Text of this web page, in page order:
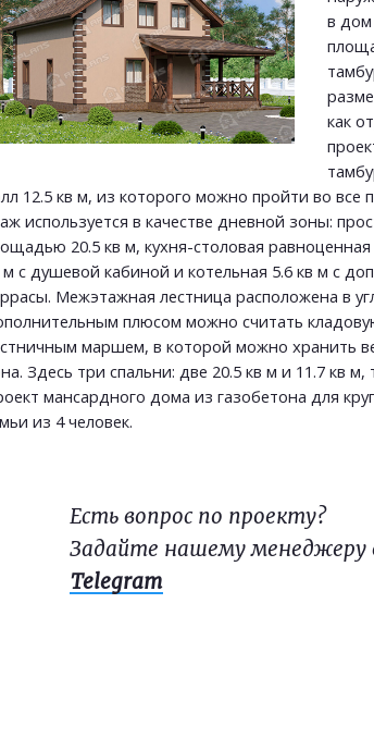
в
как
12.5 кв м, из которого можно пройти во
используется в качестве дневной зоны:
20.5 кв м, кухня-столовая
м с душевой кабиной и котельная 5.6 кв м с
Межэтажная лестница расположена в
плюсом можно считать
маршем, в которой можно хранить
Здесь три спальни: две 20.5 кв м и 11.7 кв м,
мансардного дома из газобетона для
из 4 человек.
Есть вопрос по проекту?
Задайте нашему менеджеру
Telegram
ОТПРАВИТЬ
ОТПРАВИТЬ